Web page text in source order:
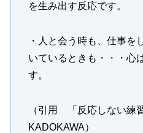
を生み出す反応です。
・人と会う時も、仕事を
いているときも・・・心
す。
（引用 「反応しない練
KADOKAWA）